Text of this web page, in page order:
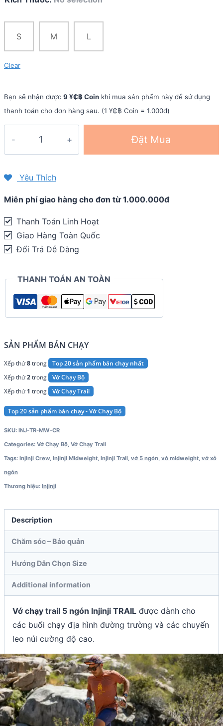
S M L
Clear
Bạn sẽ nhận được 9 ¥₵฿ Coin khi mua sản phẩm này để sử dụng
thanh toán cho đơn hàng sau. (1 ¥₵฿ Coin = 1.000đ)
chạy
hình
Injinji
TRAIL
Midweight
Đặt Mua
Yêu Thích
Miễn phí giao hàng cho đơn từ 1.000.000đ
Thanh Toán Linh Hoạt
Giao Hàng Toàn Quốc
Đổi Trả Dễ Dàng
THANH TOÁN AN TOÀN
SẢN PHẨM BÁN CHẠY
Xếp thứ8trong
Top 20 sản phẩm bán chạy nhất
Xếp thứ2trong
Vớ Chạy Bộ
Xếp thứ1 trong Vớ Chạy Trail
Top 20 sản phẩm bán chạy - Vớ Chạy Bộ
SKU: INJ-TR-MW-CR
Categories: Vớ Chạy Bộ, Vớ Chạy Trail
Tags: Injinji Crew, Injinji Midweight, Injinji Trail, vớ 5 ngón, vớ midweight, vớ xỏ
ngón
Thương hiệu: Injinji
Description
Chăm sóc – Bảo quản
Hướng Dẫn Chọn Size
Additional information
Vớ chạy trail 5 ngón Injinji TRAIL được dành cho
các buổi chạy địa hình đường trường và các chuyến
leo núi cường độ cao.